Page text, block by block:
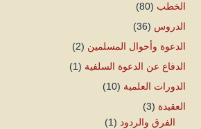
الخطب (80)
الدروس (36)
الدعوة وأحوال المسلمين (2)
الدفاع عن الدعوة السلفية (1)
الدورات العلمية (10)
العقيدة (3)
الفرق والردود (1)